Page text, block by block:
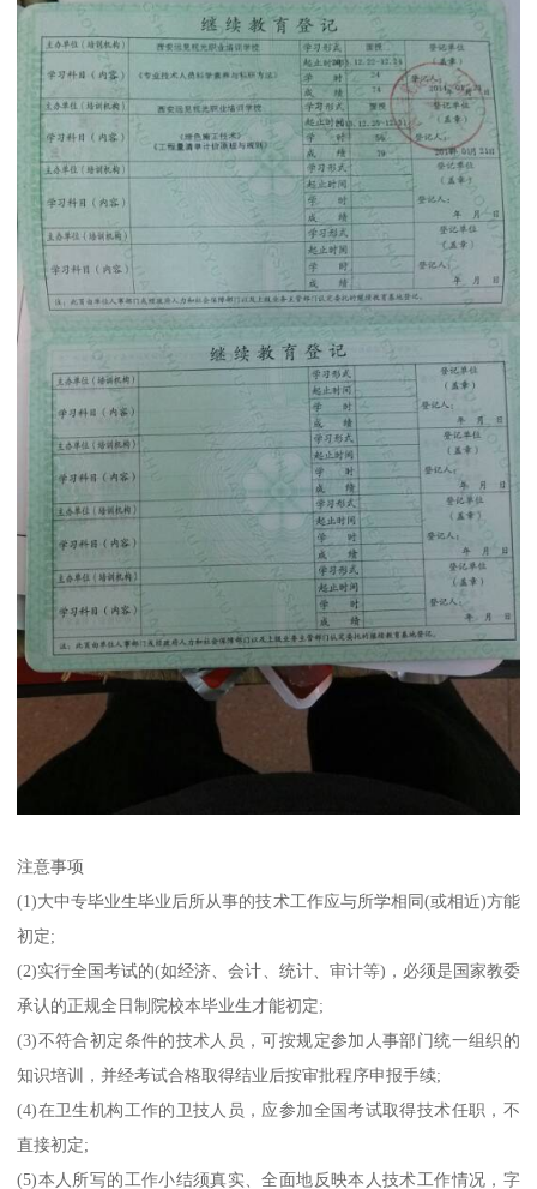
注意事项
(1)大中专毕业生毕业后所从事的技术工作应与所学相同(或相近)方能
初定;
(2)实行全国考试的(如经济、会计、统计、审计等)，必须是国家教委
承认的正规全日制院校本毕业生才能初定;
(3)不符合初定条件的技术人员，可按规定参加人事部门统一组织的
知识培训，并经考试合格取得结业后按审批程序申报手续;
(4)在卫生机构工作的卫技人员，应参加全国考试取得技术任职，不
直接初定;
(5)本人所写的工作小结须真实、全面地反映本人技术工作情况，字